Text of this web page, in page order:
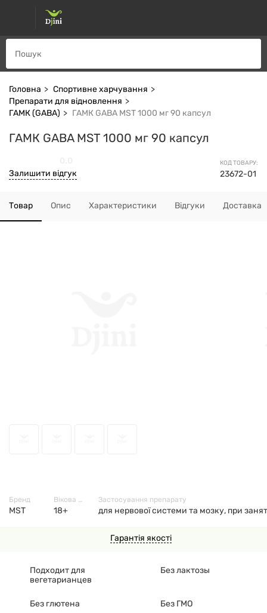
Головна
Спортивне харчування
Препарати для відновлення
ГАМК (GABA)
ГАМК GABA MST 1000 мг 90 капсул
ГАМК GABA MST 1000 мг 90 капсул
КОД ТОВАРУ:
23672-01
Залишити відгук
Товар Опис Характеристики Відгуки Доставка
Гарантія якості
Подходит для
вегетарианцев
Без лактозы
Без глютена Без ГМО
Бренд
MST
Вікова група
18+
Застосування препарату
для нервової системи та мозку, при